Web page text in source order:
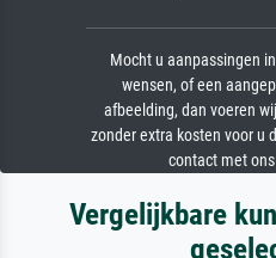
Mocht u aanpassingen
wensen, of een
afbeelding, dan voeren
zonder extra kosten voor u
contact met
Vergelijkbare